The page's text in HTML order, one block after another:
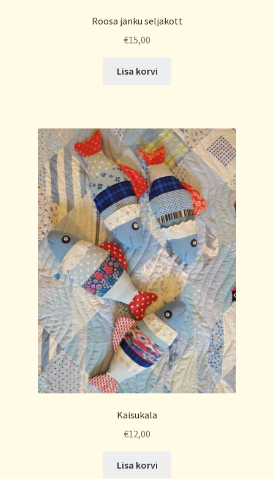
Roosa jänku seljakott
€15,00
Lisa korvi
Kaisukala
€12,00
Lisa korvi